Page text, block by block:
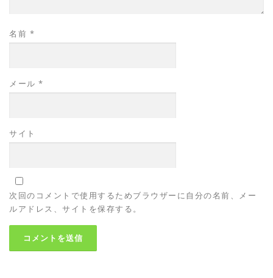
名前 *
メール *
サイト
次回のコメントで使用するためブラウザーに自分の名前、メー
ルアドレス、サイトを保存する。